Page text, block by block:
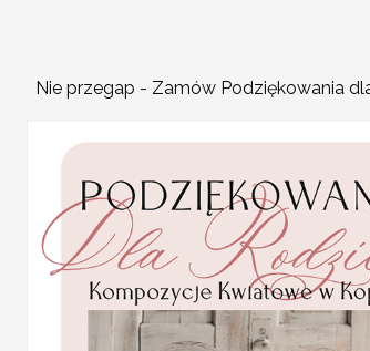
OPIS
Pudełko
osoby
Nie przegap - Zamów Podziękowania